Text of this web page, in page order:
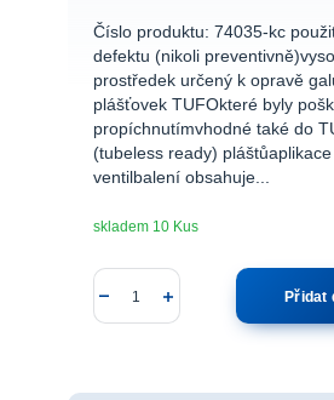
Číslo produktu: 74035-kc
defektu (nikoli
prostředek určený k opravě
plášťovek TUFOkteré byly
propíchnutímvhodné také do
(tubeless ready)
ventilbalení obsahuje...
skladem 10 Kus
Přidat